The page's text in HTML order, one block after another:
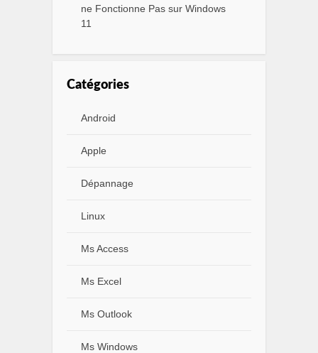
ne Fonctionne Pas sur Windows
11
Catégories
Android
Apple
Dépannage
Linux
Ms Access
Ms Excel
Ms Outlook
Ms Windows